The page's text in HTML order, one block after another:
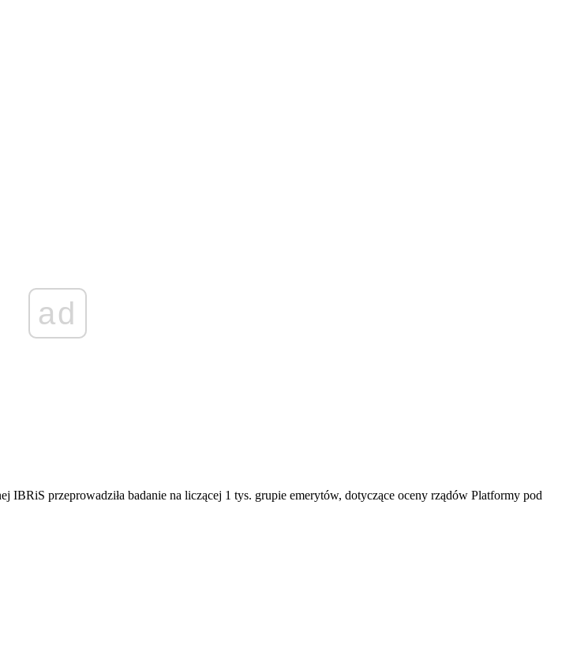
ad
IBRiS przeprowadziła badanie na liczącej 1 tys. grupie emerytów, dotyczące oceny rządów Platformy pod